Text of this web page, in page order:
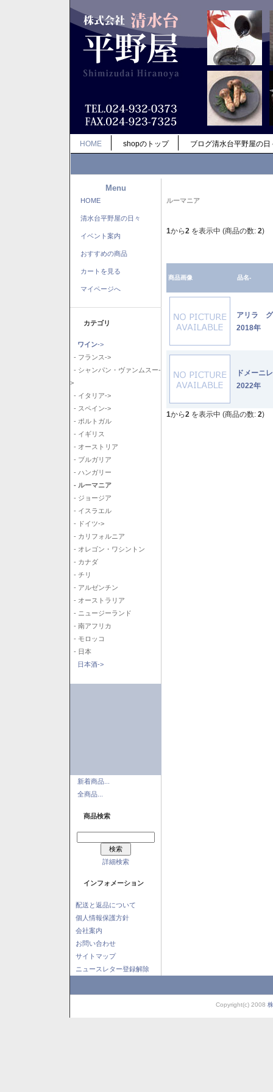
HOME shopのトップ ブログ清水台平野屋の日
Menu
HOME
清水台平野屋の日々
イベント案内
おすすめの商品
カートを見る
マイページへ
カテゴリ
ワイン->
- フランス->
- シャンパン・ヴァンムスー-
>
- イタリア->
- スペイン->
- ポルトガル
- イギリス
- オーストリア
- ブルガリア
- ハンガリー
- ルーマニア
- ジョージア
- イスラエル
- ドイツ->
- カリフォルニア
- オレゴン・ワシントン
- カナダ
- チリ
- アルゼンチン
- オーストラリア
- ニュージーランド
- 南アフリカ
- モロッコ
- 日本
日本酒->
新着商品...
全商品...
商品検索
詳細検索
インフォメーション
配送と返品について
個人情報保護方針
会社案内
お問い合わせ
サイトマップ
ニュースレター登録解除
ルーマニア
1から2 を表示中 (商品の数: 2)
商品画像 品名-
アリラ
2018年
ドメー
2022年
1から2 を表示中 (商品の数: 2)
Copyright(c) 2008